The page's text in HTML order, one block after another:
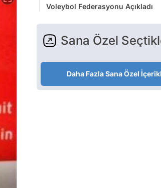
Voleybol Federasyonu Açıkladı
Sana Özel
Daha Fazla Sana Özel